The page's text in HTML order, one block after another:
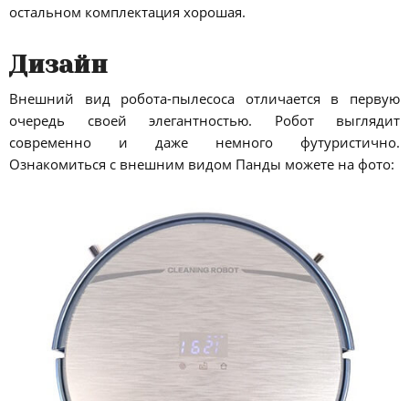
остальном комплектация хорошая.
Дизайн
Внешний вид робота-пылесоса отличается в первую
очередь своей элегантностью. Робот выглядит
современно и даже немного футуристично.
Ознакомиться с внешним видом Панды можете на фото: